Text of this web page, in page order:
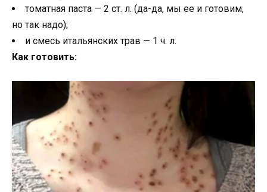
томатная паста — 2 ст. л. (да-да, мы ее и готовим,
но так надо);
и смесь итальянских трав — 1 ч. л.
Как готовить: